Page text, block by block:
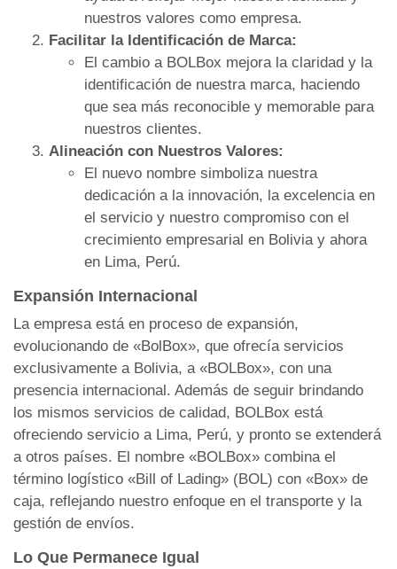
nuestros valores como empresa.
Facilitar la Identificación de Marca:
El cambio a BOLBox mejora la claridad y la
identificación de nuestra marca, haciendo
que sea más reconocible y memorable para
nuestros clientes.
Alineación con Nuestros Valores:
El nuevo nombre simboliza nuestra
dedicación a la innovación, la excelencia en
el servicio y nuestro compromiso con el
crecimiento empresarial en Bolivia y ahora
en Lima, Perú.
Expansión Internacional
La empresa está en proceso de expansión,
evolucionando de «BolBox», que ofrecía servicios
exclusivamente a Bolivia, a «BOLBox», con una
presencia internacional. Además de seguir brindando
los mismos servicios de calidad, BOLBox está
ofreciendo servicio a Lima, Perú, y pronto se extenderá
a otros países. El nombre «BOLBox» combina el
término logístico «Bill of Lading» (BOL) con «Box» de
caja, reflejando nuestro enfoque en el transporte y la
gestión de envíos.
Lo Que Permanece Igual